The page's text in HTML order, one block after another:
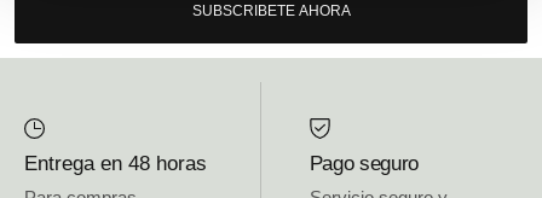
SUBSCRIBETE AHORA
Entrega en 48 horas Pago seguro